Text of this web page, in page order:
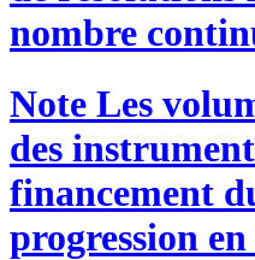
nombre
Note Les
des
financement
progression en